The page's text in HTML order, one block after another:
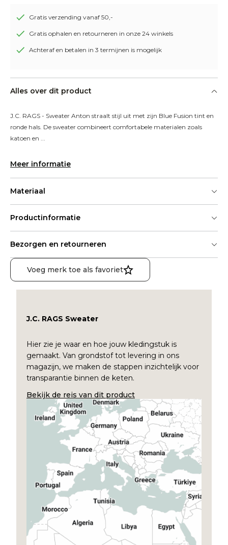
Gratis verzending vanaf 50,-
Gratis ophalen en retourneren in onze 24 winkels
Achteraf en betalen in 3 termijnen is mogelijk
Alles over dit product
J.C. RAGS - Sweater Anton straalt stijl uit met zijn Blue Fusion tint en
ronde hals. De sweater combineert comfortabele materialen zoals
katoen en ...
Meer informatie
Materiaal
Productinformatie
Bezorgen en retourneren
Voeg merk toe als favoriet
J.C. RAGS Sweater
Hier zie je waar en hoe jouw kledingstuk is
gemaakt. Van grondstof tot levering in ons
magazijn, we maken de stappen inzichtelijk voor
transparantie binnen de keten.
Bekijk de reis van dit product